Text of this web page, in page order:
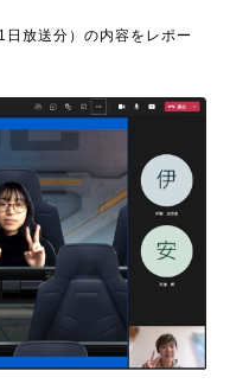
放送分）の内容をレポー